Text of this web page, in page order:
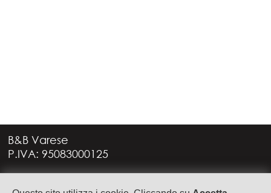
B&B Varese
P.IVA: 95083000125